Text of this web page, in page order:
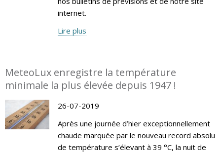
internet.
Lire plus
MeteoLux enregistre la température
minimale la plus élevée depuis 1947 !
26-07-2019
Après une journée d’hier exceptionnellement
chaude marquée par le nouveau record absolu
de température s’élevant à 39 °C, la nuit de